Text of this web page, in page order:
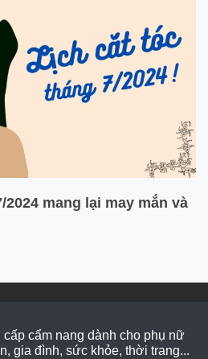
mang lại may mắn và
cẩm nang dành cho phụ nữ
gia đình, sức khỏe, thời trang...